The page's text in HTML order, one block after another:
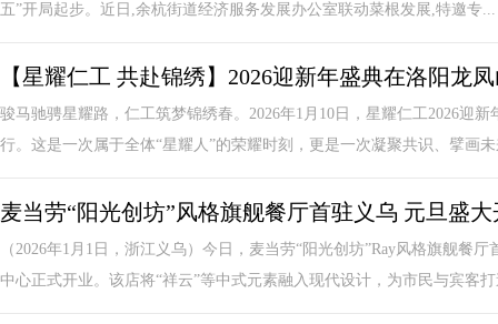
五”开局起步。近日,余杭街道经济服务发展办公室联动菜根发展,特邀专
【星耀仁工 共赴锦绣】2026迎新年盛典在洛阳龙
骏马驰骋星耀路，仁工筑梦锦绣春。2026年1月10日，星耀仁工2026迎
行。这是一次属于全体“星耀人”的荣耀时刻，更是一次凝聚共识、擘画
麦当劳“阳光创坊”风格旗舰餐厅首驻义乌 元旦盛大
（2026年1月1日，浙江义乌）今日，麦当劳“阳光创坊”Ray风格旗舰餐
中心正式开业。该店将“祥云”等中式元素融入现代设计，为市民与宾客